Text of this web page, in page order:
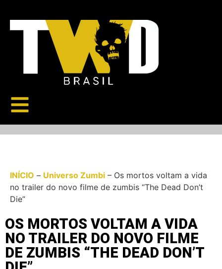
INÍCIO – Universo Zumbi – Os mortos voltam a vida
no trailer do novo filme de zumbis “The Dead Don’t
Die”
OS MORTOS VOLTAM A VIDA
NO TRAILER DO NOVO FILME
DE ZUMBIS “THE DEAD DON’T